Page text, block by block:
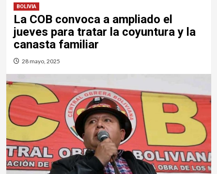
BOLIVIA
La COB convoca a ampliado el
jueves para tratar la coyuntura y la
canasta familiar
28 mayo, 2025